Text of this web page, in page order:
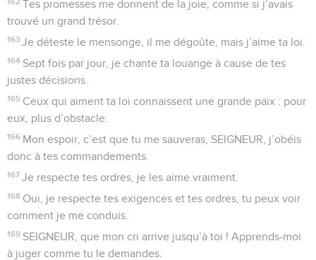
Tes promesses me donnent de la joie, comme si j’avais
trouvé un grand trésor.
163 Je déteste le mensonge, il me dégoûte, mais j’aime ta loi.
164 Sept fois par jour, je chante ta louange à cause de tes
justes décisions.
165 Ceux qui aiment ta loi connaissent une grande paix : pour
eux, plus d’obstacle.
166 Mon espoir, c’est que tu me sauveras, SEIGNEUR, j’obéis
donc à tes commandements.
167 Je respecte tes ordres, je les aime vraiment.
168 Oui, je respecte tes exigences et tes ordres, tu peux voir
comment je me conduis.
169 SEIGNEUR, que mon cri arrive jusqu’à toi ! Apprends-moi
à juger comme tu le demandes.